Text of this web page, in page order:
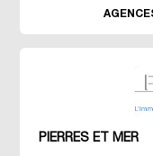
PIERRES ET MER